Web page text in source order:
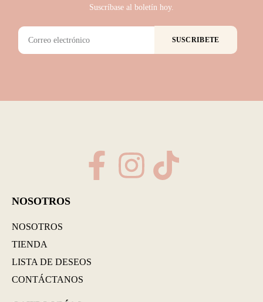
Suscríbase al boletín hoy.
SUSCRIBETE
NOSOTROS
NOSOTROS
TIENDA
LISTA DE DESEOS
CONTÁCTANOS